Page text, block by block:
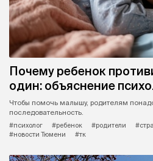
Почему ребенок
один: объяснение
Чтобы помочь малышу, родителям
последовательность.
#психолог
#ребенок #родители
#новости Тюмени
#тк